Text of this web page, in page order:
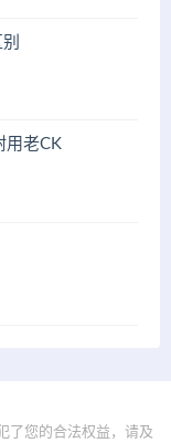
用老CK
了您的合法权益，请及